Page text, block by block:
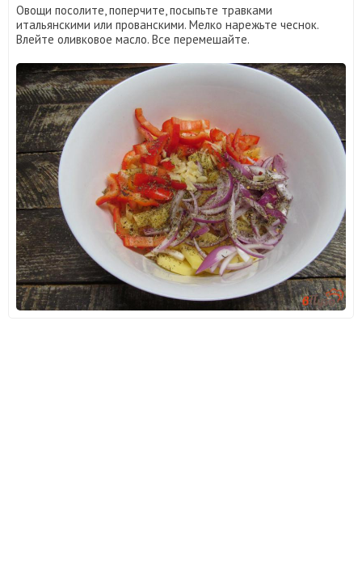
Овощи посолите, поперчите, посыпьте травками
итальянскими или прованскими. Мелко нарежьте чеснок.
Влейте оливковое масло. Все перемешайте.